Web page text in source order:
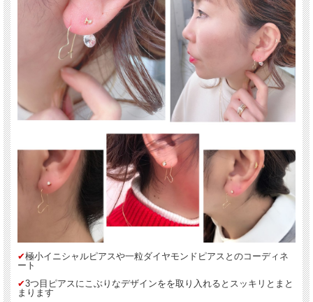
✔︎極小イニシャルピアスや一粒ダイヤモンドピアスとのコーディネ
ート
✔︎3つ目ピアスにこぶりなデザインをを取り入れるとスッキリとまと
まります